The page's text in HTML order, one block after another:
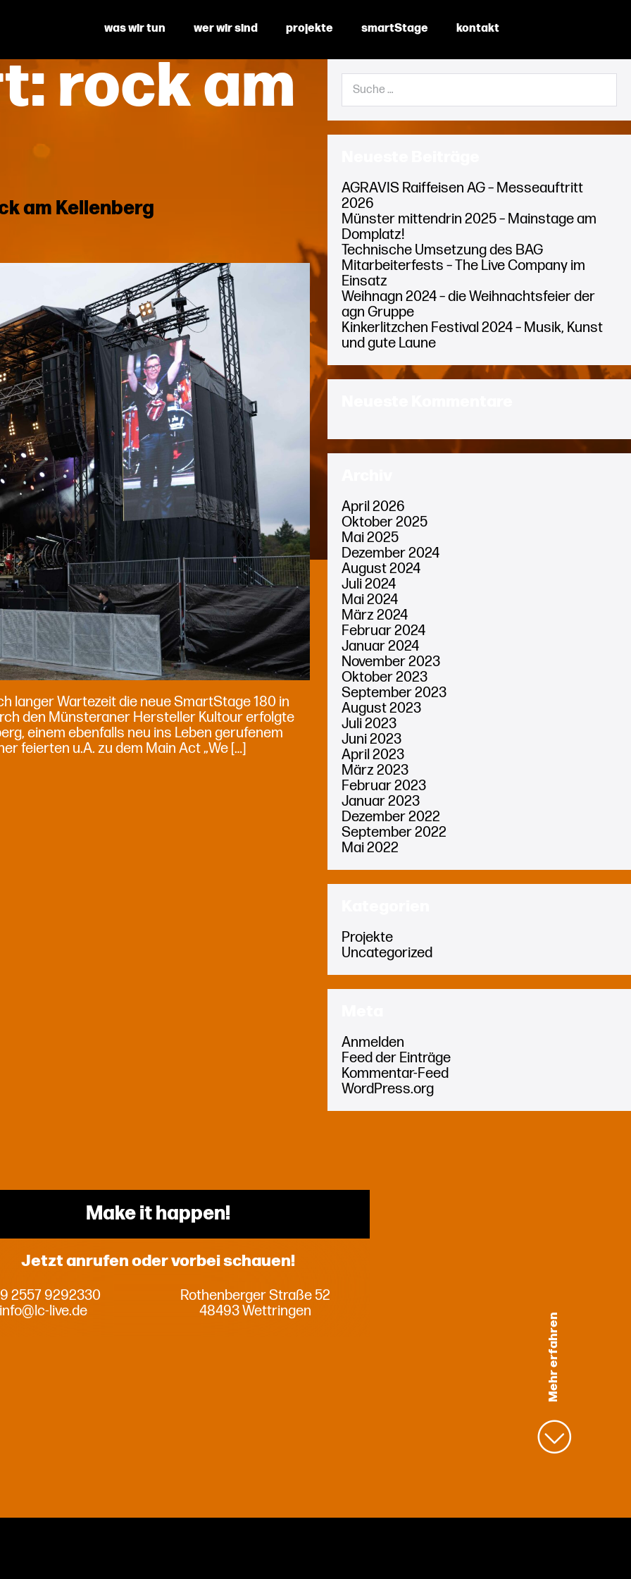
was wir tun wer wir sind projekte smartStage kontakt
Mehr erfahren
rock am
am Kellenberg
langer Wartezeit die neue SmartStage 180 in
den Münsteraner Hersteller Kultour erfolgte
einem ebenfalls neu ins Leben gerufenem
feierten u.A. zu dem Main Act „We […]
Suche
nach:
AGRAVIS Raiffeisen AG – Messeauftritt
2026
Münster mittendrin 2025 – Mainstage am
Domplatz!
Technische Umsetzung des BAG
Mitarbeiterfests – The Live Company im
Einsatz
Weihnagn 2024 – die Weihnachtsfeier der
agn Gruppe
Kinkerlitzchen Festival 2024 – Musik, Kunst
und gute Laune
April 2026
Oktober 2025
Mai 2025
Dezember 2024
August 2024
Juli 2024
Mai 2024
März 2024
Februar 2024
Januar 2024
November 2023
Oktober 2023
September 2023
August 2023
Juli 2023
Juni 2023
April 2023
März 2023
Februar 2023
Januar 2023
Dezember 2022
September 2022
Mai 2022
Projekte
Uncategorized
Anmelden
Feed der Einträge
Kommentar-Feed
WordPress.org
Make it happen!
Jetzt anrufen oder vorbei schauen!
2557 9292330
info@lc-live.de
Rothenberger Straße 52
48493 Wettringen